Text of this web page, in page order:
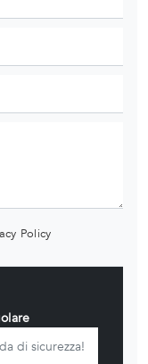
Policy